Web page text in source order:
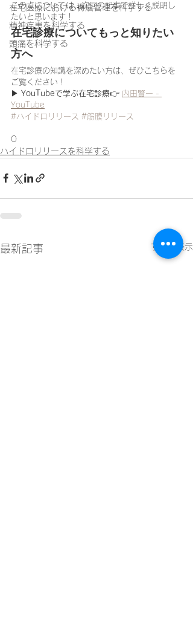
在宅医療における褥瘡管理を科学する
精神疾患を科学する
頭痛を科学する
この点については、次回の記事で詳しく説明し
たいと思います！
在宅診療についてもっと知りたい
方へ
在宅診療の知識を深めたい方は、ぜひこちらを
ご覧ください！
▶ YouTubeで学ぶ在宅診療👉 内田賢一 -
YouTube
#ハイドロリリース #筋膜リリース
O
ハイドロリリースを科学する
最新記事 すべて表示